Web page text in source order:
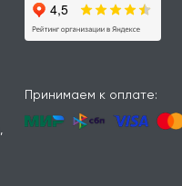
Принимаем к оплате: